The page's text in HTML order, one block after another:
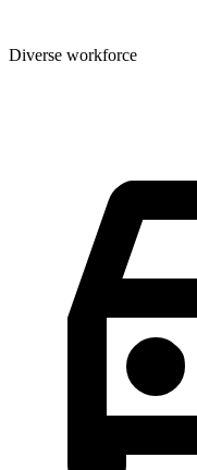
Diverse workforce